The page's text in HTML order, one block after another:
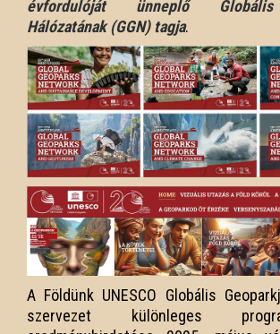
évfordulóját ünneplő
Hálózatának (GGN) tagja.
A Földünk UNESCO Globális
szervezet különleges